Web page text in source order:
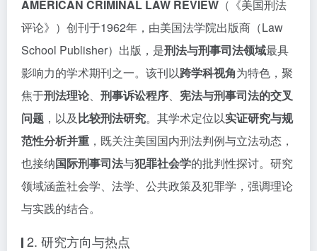
AMERICAN CRIMINAL LAW REVIEW （《美国刑法
评论》）创刊于1962年，由美国法学院出版商（Law
School Publisher）出版，是刑法与刑事司法领域最具
影响力的学术期刊之一。该刊以跨学科视角为特色，聚
焦于刑法理论、 刑事诉讼程序、 宪法与刑事司法的交叉
问题 ，以及比较刑法研究。其学术定位以实证研究与规
范性分析并重 ，既关注美国国内刑法判例与立法动态，
也接纳国际刑事司法与犯罪社会学的批判性探讨。研究
领域涵盖社会学、法学、公共政策及犯罪学，强调理论
与实践的结合。
2. 研究方向与热点